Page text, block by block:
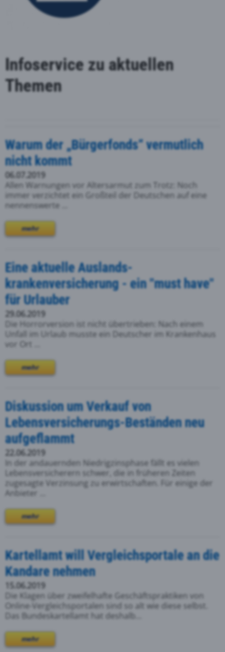
Infoservice zu aktuellen
Themen
Warum der „Bürgerfonds“ vermutlich
nicht kommt
06.07.2019
Allen Warnungen vor Altersarmut zum Trotz: Noch
immer verzichtet ein Großteil der Deutschen auf eine
nennenswerte ...
mehr
Eine aktuelle Auslands-
krankenversicherung - ein "must have"
für Urlauber
29.06.2019
Die Horrorversion ist nicht übertrieben: Nach einem
Unfall im Urlaub musste ein Deutscher im Krankenhaus
vor Ort ...
mehr
Diskussion um Verkauf von
Lebensversicherungs-Beständen neu
aufgeflammt
22.06.2019
In der andauernden Niedrigzinsphase fällt es vielen
Lebensversicherern schwer, die in früheren Zeiten
zugesagte Verzinsung zu erwirtschaften. Für einige der
Anbieter ...
mehr
Kartellamt will Vergleichsportale an die
Kandare nehmen
15.06.2019
Die Klagen über zweifelhafte Geschäftspraktiken von
Online-Vergleichsportalen sind so alt wie diese selbst.
Das Bundeskartellamt hat deshalb...
mehr